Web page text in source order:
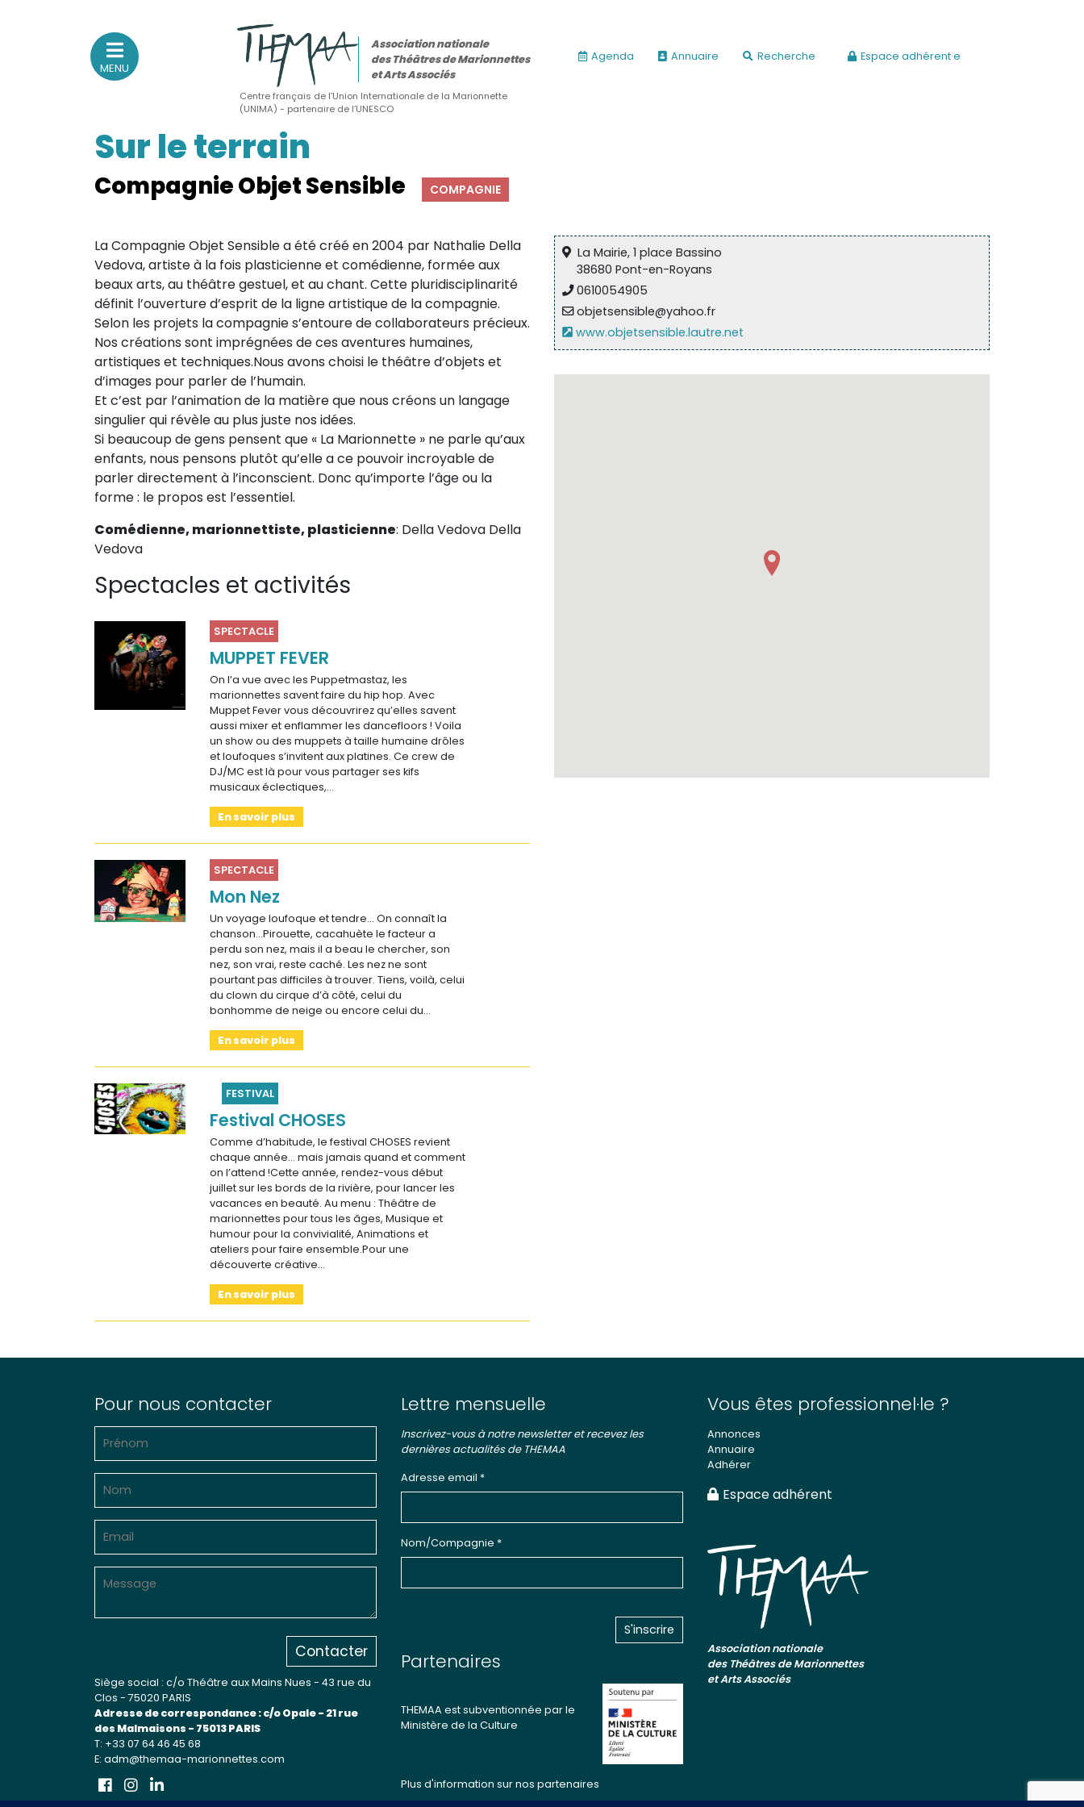
Association nationale
des Théâtres de Marionnettes
(Actualités, annonces, vie professionnelle)
Sur le vif
(Agenda, spectacles, événements des adhérents)
Sur le fond
(Fonctionnement, gouvernance, groupes de travail, partenaires)
Sur le terrain
(Portraits, actions, collaborations)
Sur l’étagère
(Documents, études, publications)
MENU
Association nationale
des Théâtres de Marionnettes
et Arts Associés
Centre français de l’Union Internationale de la Marionnette
(UNIMA) - partenaire de l’UNESCO
Agenda Annuaire Recherche Espace adhérent·e
Sur le terrain
Compagnie Objet Sensible COMPAGNIE
La Compagnie Objet Sensible a été créé en 2004 par Nathalie Della
Vedova, artiste à la fois plasticienne et comédienne, formée aux
beaux arts, au théâtre gestuel, et au chant. Cette pluridisciplinarité
définit l’ouverture d’esprit de la ligne artistique de la compagnie.
Selon les projets la compagnie s’entoure de collaborateurs précieux.
Nos créations sont imprégnées de ces aventures humaines,
artistiques et techniques.Nous avons choisi le théâtre d’objets et
d’images pour parler de l’humain.
Et c’est par l’animation de la matière que nous créons un langage
singulier qui révèle au plus juste nos idées.
Si beaucoup de gens pensent que « La Marionnette » ne parle qu’aux
enfants, nous pensons plutôt qu’elle a ce pouvoir incroyable de
parler directement à l’inconscient. Donc qu’importe l’âge ou la
forme : le propos est l’essentiel.
Comédienne, marionnettiste, plasticienne: Della Vedova Della
Vedova
Spectacles et activités
SPECTACLE
MUPPET FEVER
On l’a vue avec les Puppetmastaz, les
marionnettes savent faire du hip hop. Avec
Muppet Fever vous découvrirez qu’elles savent
aussi mixer et enflammer les dancefloors ! Voila
un show ou des muppets à taille humaine drôles
et loufoques s’invitent aux platines. Ce crew de
DJ/MC est là pour vous partager ses kifs
musicaux éclectiques,…
En savoir plus
SPECTACLE
Mon Nez
Un voyage loufoque et tendre… On connaît la
chanson…Pirouette, cacahuète le facteur a
perdu son nez, mais il a beau le chercher, son
nez, son vrai, reste caché. Les nez ne sont
pourtant pas difficiles à trouver. Tiens, voilà, celui
du clown du cirque d’à côté, celui du
bonhomme de neige ou encore celui du…
En savoir plus
FESTIVAL
Festival CHOSES
Comme d’habitude, le festival CHOSES revient
chaque année… mais jamais quand et comment
on l’attend !Cette année, rendez-vous début
juillet sur les bords de la rivière, pour lancer les
vacances en beauté. Au menu : Théâtre de
marionnettes pour tous les âges, Musique et
humour pour la convivialité, Animations et
ateliers pour faire ensemble.Pour une
découverte créative…
En savoir plus
La Mairie, 1 place Bassino
38680 Pont-en-Royans
0610054905
objetsensible@yahoo.fr
www.objetsensible.lautre.net
Pour nous contacter
Contacter
Siège social : c/o Théâtre aux Mains Nues - 43 rue du
Clos - 75020 PARIS
Adresse de correspondance : c/o Opale - 21 rue
des Malmaisons - 75013 PARIS
T: +33 07 64 46 45 68
E: adm@themaa-marionnettes.com
Lettre mensuelle
Inscrivez-vous à notre newsletter et recevez les
dernières actualités de THEMAA
Adresse email *
Nom/Compagnie *
Partenaires
THEMAA est subventionnée par le
Ministère de la Culture
Plus d'information sur nos partenaires
Vous êtes professionnel·le ?
Annonces
Annuaire
Adhérer
Espace adhérent
Association nationale
des Théâtres de Marionnettes
et Arts Associés